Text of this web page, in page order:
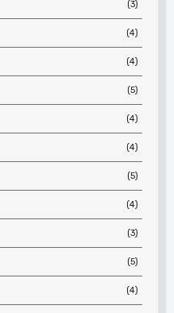
(3)
(4)
(4)
(5)
(4)
(4)
(5)
(4)
(3)
(5)
(4)